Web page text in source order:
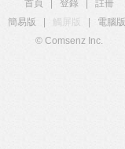
首頁 登錄
註冊
簡易版
觸屏版 電腦版
© Comsenz Inc.